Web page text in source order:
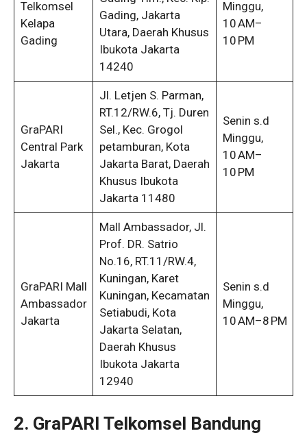
Telkomsel
Kelapa
Gading
Gading, Jakarta
Utara, Daerah Khusus
Ibukota Jakarta
14240
Minggu,
10 AM–
10 PM
GraPARI
Central Park
Jakarta
Jl. Letjen S. Parman,
RT.12/RW.6, Tj. Duren
Sel., Kec. Grogol
petamburan, Kota
Jakarta Barat, Daerah
Khusus Ibukota
Jakarta 11480
Senin s.d
Minggu,
10 AM–
10 PM
GraPARI Mall
Ambassador
Jakarta
Mall Ambassador, Jl.
Prof. DR. Satrio
No.16, RT.11/RW.4,
Kuningan, Karet
Kuningan, Kecamatan
Setiabudi, Kota
Jakarta Selatan,
Daerah Khusus
Ibukota Jakarta
12940
Senin s.d
Minggu,
10 AM–8 PM
2. GraPARI Telkomsel Bandung